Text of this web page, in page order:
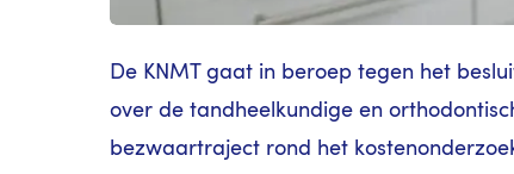
De KNMT gaat in beroep tegen het
over de tandheelkundige en
bezwaartraject rond het